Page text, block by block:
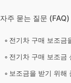
자주 묻는 질문 (FAQ)
전기차 구매 보조금
전기차 구매 보조금
보조금을 받기 위해